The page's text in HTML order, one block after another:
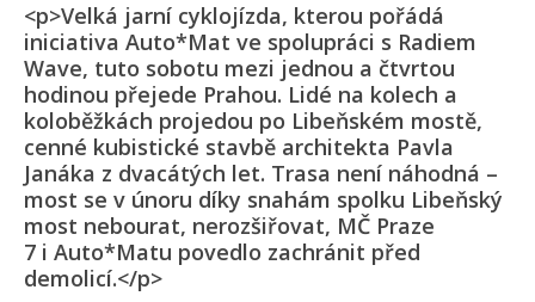
<p>Velká jarní cyklojízda, kterou pořádá
iniciativa Auto*Mat ve spolupráci s Radiem
Wave, tuto sobotu mezi jednou a čtvrtou
hodinou přejede Prahou. Lidé na kolech a
koloběžkách projedou po Libeňském mostě,
cenné kubistické stavbě architekta Pavla
Janáka z dvacátých let. Trasa není náhodná –
most se v únoru díky snahám spolku Libeňský
most nebourat, nerozšiřovat, MČ Praze
7 i Auto*Matu povedlo zachránit před
demolicí.</p>